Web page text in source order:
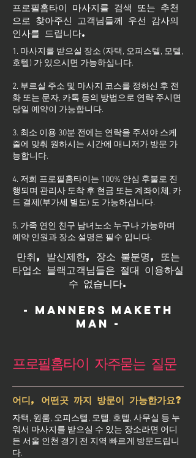
프로필홈타이 마사지를 검색 또는 추천
으로 찾아주신 고객님들께 우선 감사의
인사를 드립니다.
1. 마사지를 받으실 장소 (자택, 오피스텔, 모텔,
호텔) 가 있으시면 가능하십니다.
2. 부르실 주소 및 마사지 코스를 정하신 후 전
화 또는 문자, 카톡 등의 방법으로 연락 주시면
당일 예약이 가능합니다.
3. 최소 이용 30분 전에는 연락을 주셔야 스케
줄에 맞춰 원하시는 시간에 매니저가 방문 가
능합니다.
4. 저희 프로필홈타이는 100% 안심 후불로 진
행되며 관리사 도착 후 현금 또는 계좌이체, 카
드 결제(부가세 별도) 도 가능하십니다.
5. 가족 연인 친구 남녀노소 누구나 가능하며
예약 인원과 장소 설명은 필수 입니다.
만취, 발신제한, 장소 불분명, 또는
타업소 블랙고객님들은 절대 이용하실
수 없습니다.
- Manners maketh
man -
프로필홈타이 자주묻는 질문
어디, 어떤곳 까지 방문이 가능한가요?
자택, 원룸, 오피스텔, 모텔, 호텔, 사무실 등 누
워서 마사지를 받으실 수 있는 장소라면 어디
든 서울 인천 경기 전 지역 빠르게 방문드립니
다.